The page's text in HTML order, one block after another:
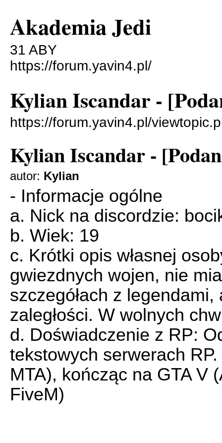
Akademia Jedi
31 ABY
https://forum.yavin4.pl/
Kylian Iscandar -
https://forum.yavin4.pl/
Kylian Iscandar -
autor: Kylian
- Informacje ogólne
a. Nick na discordzie:
b. Wiek: 19
c. Krótki opis własnej
gwiezdnych wojen, nie
szczegółach z
zaległości. W wolnych
d. Doświadczenie z RP:
tekstowych serwerach
MTA), kończąc na GTA V
FiveM)